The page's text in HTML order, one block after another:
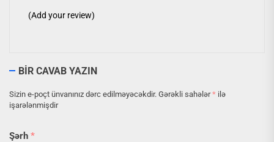
(Add your review)
BIR CAVAB YAZIN
Sizin e-poçt ünvanınız dərc edilməyəcəkdir. Gərəkli sahələr* ilə
işarələnmişdir
Şərh *